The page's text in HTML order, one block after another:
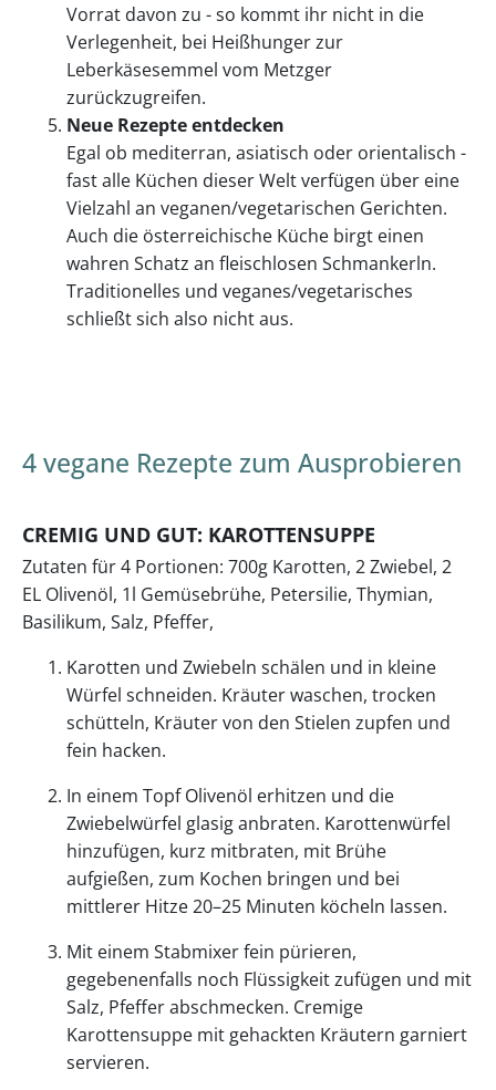
Vorrat davon zu - so kommt ihr nicht in die
Verlegenheit, bei Heißhunger zur
Leberkäsesemmel vom Metzger
zurückzugreifen.
Neue Rezepte entdecken
Egal ob mediterran, asiatisch oder orientalisch -
fast alle Küchen dieser Welt verfügen über eine
Vielzahl an veganen/vegetarischen Gerichten.
Auch die österreichische Küche birgt einen
wahren Schatz an fleischlosen Schmankerln.
Traditionelles und veganes/vegetarisches
schließt sich also nicht aus.
4 vegane Rezepte zum Ausprobieren
CREMIG UND GUT: KAROTTENSUPPE
Zutaten für 4 Portionen: 700g Karotten, 2 Zwiebel, 2
EL Olivenöl, 1l Gemüsebrühe, Petersilie, Thymian,
Basilikum, Salz, Pfeffer,
Karotten und Zwiebeln schälen und in kleine
Würfel schneiden. Kräuter waschen, trocken
schütteln, Kräuter von den Stielen zupfen und
fein hacken.
In einem Topf Olivenöl erhitzen und die
Zwiebelwürfel glasig anbraten. Karottenwürfel
hinzufügen, kurz mitbraten, mit Brühe
aufgießen, zum Kochen bringen und bei
mittlerer Hitze 20–25 Minuten köcheln lassen.
Mit einem Stabmixer fein pürieren,
gegebenenfalls noch Flüssigkeit zufügen und mit
Salz, Pfeffer abschmecken. Cremige
Karottensuppe mit gehackten Kräutern garniert
servieren.